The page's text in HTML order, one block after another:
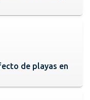
de playas en